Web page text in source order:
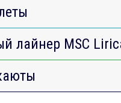
лайнер MSC